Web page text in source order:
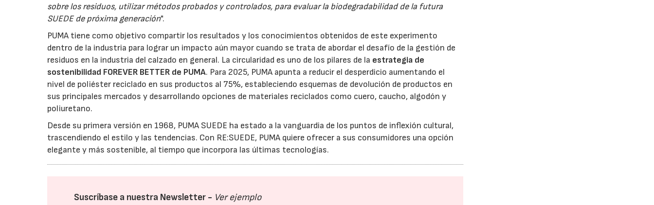
sobre los residuos, utilizar métodos probados y controlados, para evaluar la biodegradabilidad de la futura
SUEDE de próxima generación".
PUMA tiene como objetivo compartir los resultados y los conocimientos obtenidos de este experimento
dentro de la industria para lograr un impacto aún mayor cuando se trata de abordar el desafío de la gestión de
residuos en la industria del calzado en general. La circularidad es uno de los pilares de la estrategia de
sostenibilidad FOREVER BETTER de PUMA. Para 2025, PUMA apunta a reducir el desperdicio aumentando el
nivel de poliéster reciclado en sus productos al 75%, estableciendo esquemas de devolución de productos en
sus principales mercados y desarrollando opciones de materiales reciclados como cuero, caucho, algodón y
poliuretano.
Desde su primera versión en 1968, PUMA SUEDE ha estado a la vanguardia de los puntos de inflexión cultural,
trascendiendo el estilo y las tendencias. Con RE:SUEDE, PUMA quiere ofrecer a sus consumidores una opción
elegante y más sostenible, al tiempo que incorpora las últimas tecnologías.
Suscríbase a nuestra Newsletter - Ver ejemplo